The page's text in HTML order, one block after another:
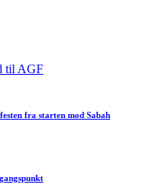
til AGF
fra starten mod Sabah